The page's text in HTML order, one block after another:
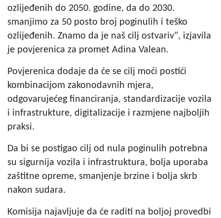
ozlijeđenih do 2050. godine, da do 2030.
smanjimo za 50 posto broj poginulih i teško
ozlijeđenih. Znamo da je naš cilj ostvariv", izjavila
je povjerenica za promet Adina Valean.
Povjerenica dodaje da će se cilj moći postići
kombinacijom zakonodavnih mjera,
odgovarujećeg financiranja, standardizacije vozila
i infrastrukture, digitalizacije i razmjene najboljih
praksi.
Da bi se postigao cilj od nula poginulih potrebna
su sigurnija vozila i infrastruktura, bolja uporaba
zaštitne opreme, smanjenje brzine i bolja skrb
nakon sudara.
Komisija najavljuje da će raditi na boljoj provedbi